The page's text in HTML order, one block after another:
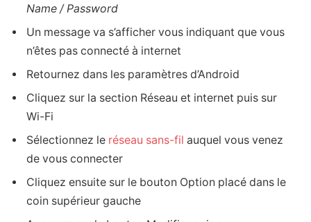
Name / Password
Un message va s’afficher vous indiquant que vous
n’êtes pas connecté à internet
Retournez dans les paramètres d’Android
Cliquez sur la section Réseau et internet puis sur
Wi-Fi
Sélectionnez le réseau sans-fil auquel vous venez
de vous connecter
Cliquez ensuite sur le bouton Option placé dans le
coin supérieur gauche